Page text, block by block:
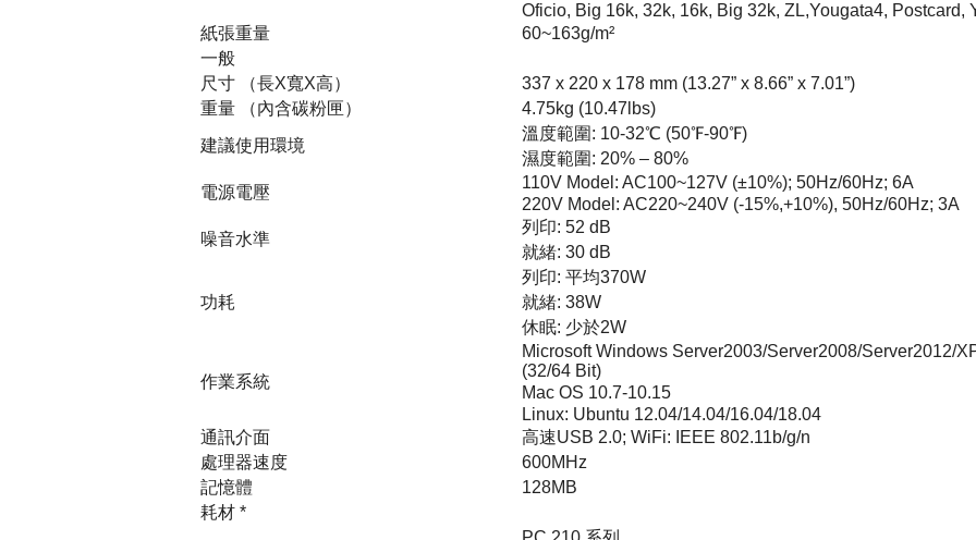
Oficio, Big 16k, 32k, 16k, Big 32k, ZL,Yougata4, Postcard,
紙張重量
60~163g/m²
一般
尺寸 （長X寬X高）
337 x 220 x 178 mm (13.27” x 8.66” x 7.01”)
重量 （內含碳粉匣）
4.75kg (10.47lbs)
建議使用環境
溫度範圍: 10-32℃ (50℉-90℉)
濕度範圍: 20% – 80%
電源電壓
110V Model: AC100~127V (±10%); 50Hz/60Hz; 6A
220V Model: AC220~240V (-15%,+10%), 50Hz/60Hz; 3A
噪音水準
列印: 52 dB
就緒: 30 dB
功耗
列印: 平均370W
就緒: 38W
休眠: 少於2W
作業系統
Microsoft Windows Server2003/Server2008/Server2012/
(32/64 Bit)
Mac OS 10.7-10.15
Linux: Ubuntu 12.04/14.04/16.04/18.04
通訊介面
高速USB 2.0; WiFi: IEEE 802.11b/g/n
處理器速度
600MHz
記憶體
128MB
耗材 *